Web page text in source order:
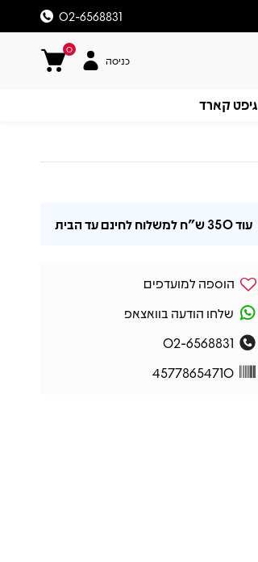
02-6568831
0
כניסה
גיפט קארד
עוד350 ש"ח למשלוח לחינם עד הבית
הוספה למועדפים
שלחו הודעה בוואצאפ
02-6568831
45778654710